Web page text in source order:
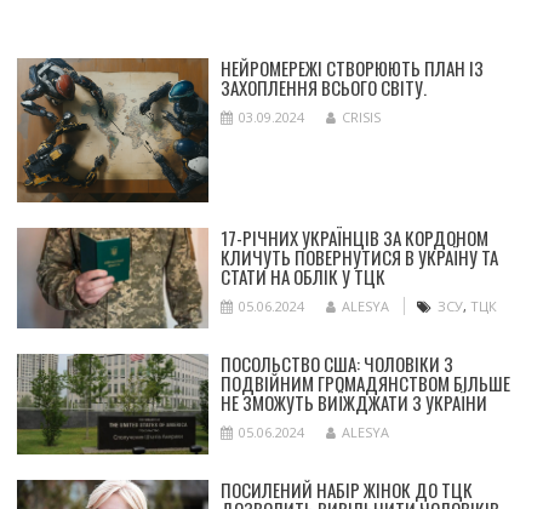
НЕЙРОМЕРЕЖІ СТВОРЮЮТЬ ПЛАН ІЗ
ЗАХОПЛЕННЯ ВСЬОГО СВІТУ.
03.09.2024 CRISIS
17-РІЧНИХ УКРАЇНЦІВ ЗА КОРДОНОМ
КЛИЧУТЬ ПОВЕРНУТИСЯ В УКРАЇНУ ТА
СТАТИ НА ОБЛІК У ТЦК
05.06.2024 ALESYA ЗСУ, ТЦК
ПОСОЛЬСТВО США: ЧОЛОВІКИ З
ПОДВІЙНИМ ГРОМАДЯНСТВОМ БІЛЬШЕ
НЕ ЗМОЖУТЬ ВИЇЖДЖАТИ З УКРАЇНИ
05.06.2024 ALESYA
ПОСИЛЕНИЙ НАБІР ЖІНОК ДО ТЦК